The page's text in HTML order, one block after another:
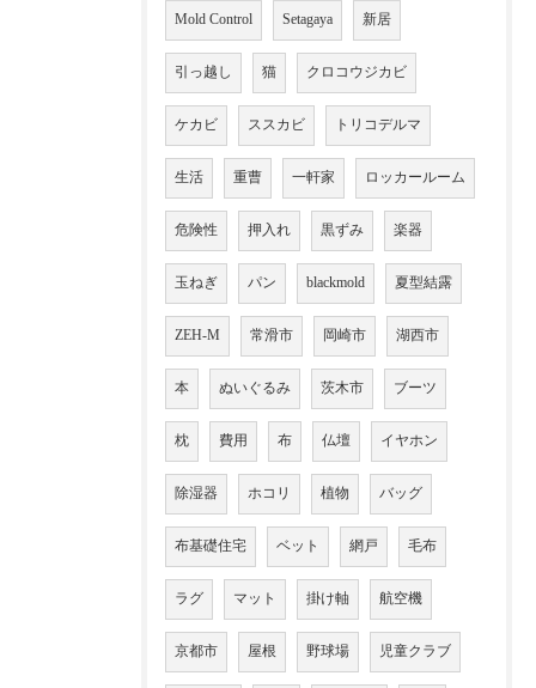
Mold Control Setagaya 新居
引っ越し 猫 クロコウジカビ
ケカビ ススカビ トリコデルマ
生活 重曹 一軒家 ロッカールーム
危険性 押入れ 黒ずみ 楽器
玉ねぎ パン blackmold 夏型結露
ZEH-M 常滑市 岡崎市 湖西市
本 ぬいぐるみ 茨木市 ブーツ
枕 費用 布 仏壇 イヤホン
除湿器 ホコリ 植物 バッグ
布基礎住宅 ベット 網戸 毛布
ラグ マット 掛け軸 航空機
京都市 屋根 野球場 児童クラブ